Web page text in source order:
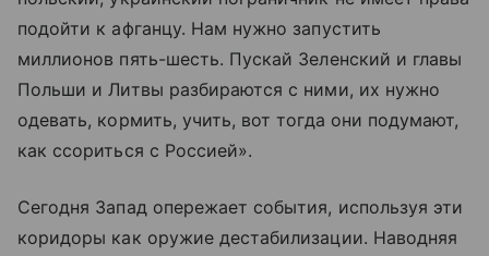
подойти к афганцу. Нам нужно запустить
миллионов пять-​шесть. Пускай Зеленский и главы
Польши и Литвы разбираются с ними, их нужно
одевать, кормить, учить, вот тогда они подумают,
как ссориться с Россией».
Сегодня Запад опережает события, используя эти
коридоры как оружие дестабилизации. Наводняя